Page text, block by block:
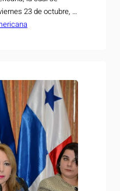
23 de octubre, y
Pro Témpore que